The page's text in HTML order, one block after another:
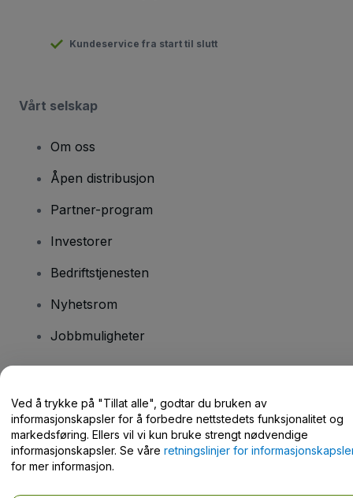
Kundeservice fra start til slutt
Vårt selskap
Om oss
Åpen distribusjon
Partner-program
Investorer
Bedriftstjenesten
Nyhetsrom
Jobbmuligheter
Hjelpesenter / kontakt oss
Ved å trykke på "Tillat alle", godtar du bruken av
informasjonskapsler for å forbedre nettstedets funksjonalitet og
markedsføring. Ellers vil vi kun bruke strengt nødvendige
informasjonskapsler. Se våre retningslinjer for
for mer informasjon.